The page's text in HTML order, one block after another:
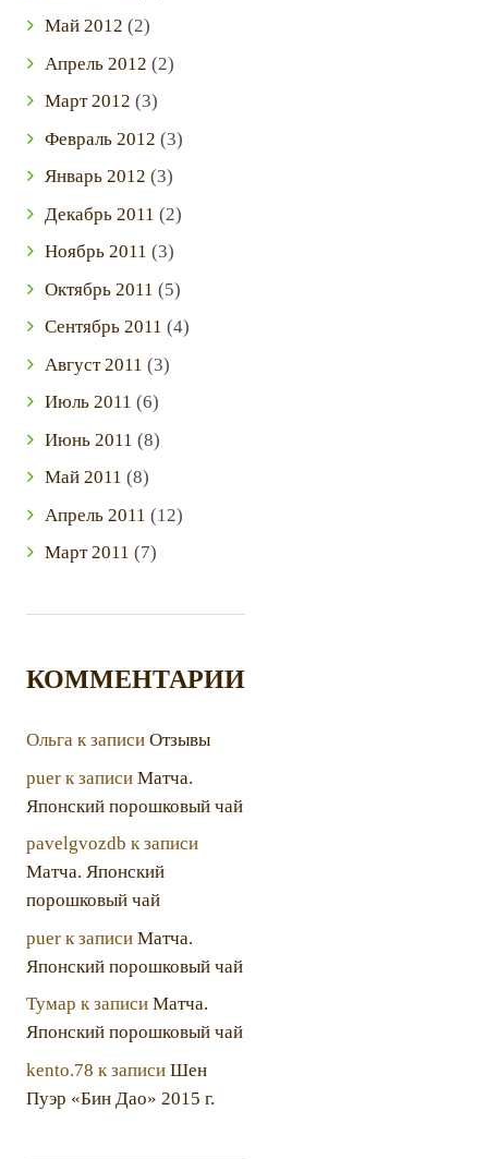
Май 2012 (2)
Апрель 2012 (2)
Март2012 (3)
Февраль 2012 (3)
Январь 2012 (3)
Декабрь 2011 (2)
Ноябрь 2011 (3)
Октябрь 2011 (5)
Сентябрь 2011 (4)
Август 2011 (3)
Июль 2011 (6)
Июнь 2011 (8)
Май 2011 (8)
Апрель 2011 (12)
Март2011 (7)
КОММЕНТАРИИ
Ольгак записи Отзывы
puerк записи Матча.
Японский порошковый чай
pavelgvozdb к записи
Матча. Японский
порошковый чай
puerк записи Матча.
Японский порошковый чай
Тумар к записи Матча.
Японский порошковый чай
kento.78 к записи Шен
Пуэр «Бин Дао» 2015 г.